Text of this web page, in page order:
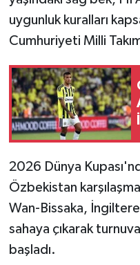
uygunluk kuralları
Cumhuriyeti Milli
2026 Dünya
Özbekistan
Wan-Bissaka,
sahaya çıkarak
başladı.